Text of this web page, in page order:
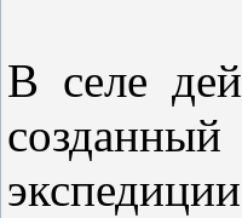
В селе